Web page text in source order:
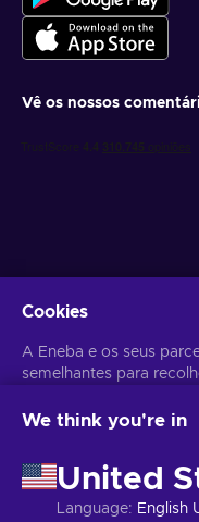
Vê os nossos
Poderás anular a
Cookies
A Eneba e os seus
semelhantes para
para melhorar o
utilizados para a
Ao clicar em 'Aceitar
destas tecnologias pela
We think you're in
United
Language: English